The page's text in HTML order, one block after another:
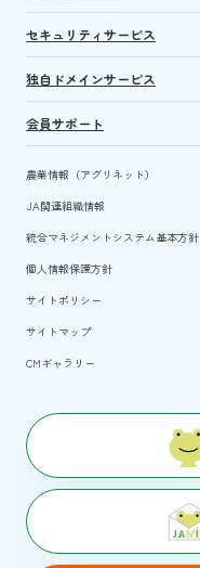
セキュリティサービス
独自ドメインサービス
会員サポート
農業情報（アグリネット）
JA関連組織情報
統合マネジメントシステム基本方針
個人情報保護方針
サイトポリシー
サイトマップ
CMギャラリー